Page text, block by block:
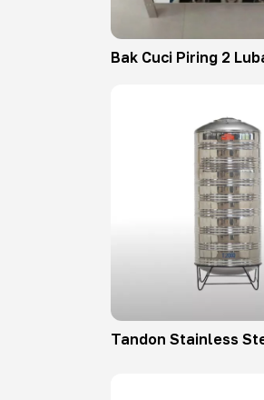
Bak Cuci Piring 2
Tandon Stainless